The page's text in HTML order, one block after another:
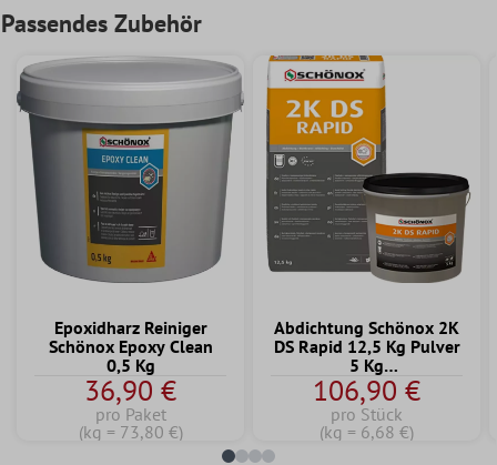
Passendes Zubehör
Epoxidharz Reiniger
Schönox Epoxy Clean
0,5 Kg
36,90 €
pro Paket
(kg = 73,80 €)
Abdichtung Schönox 2K
DS Rapid 12,5 Kg Pulver
5 Kg
Dispersionskomponente
106,90 €
pro Stück
(kg = 6,68 €)